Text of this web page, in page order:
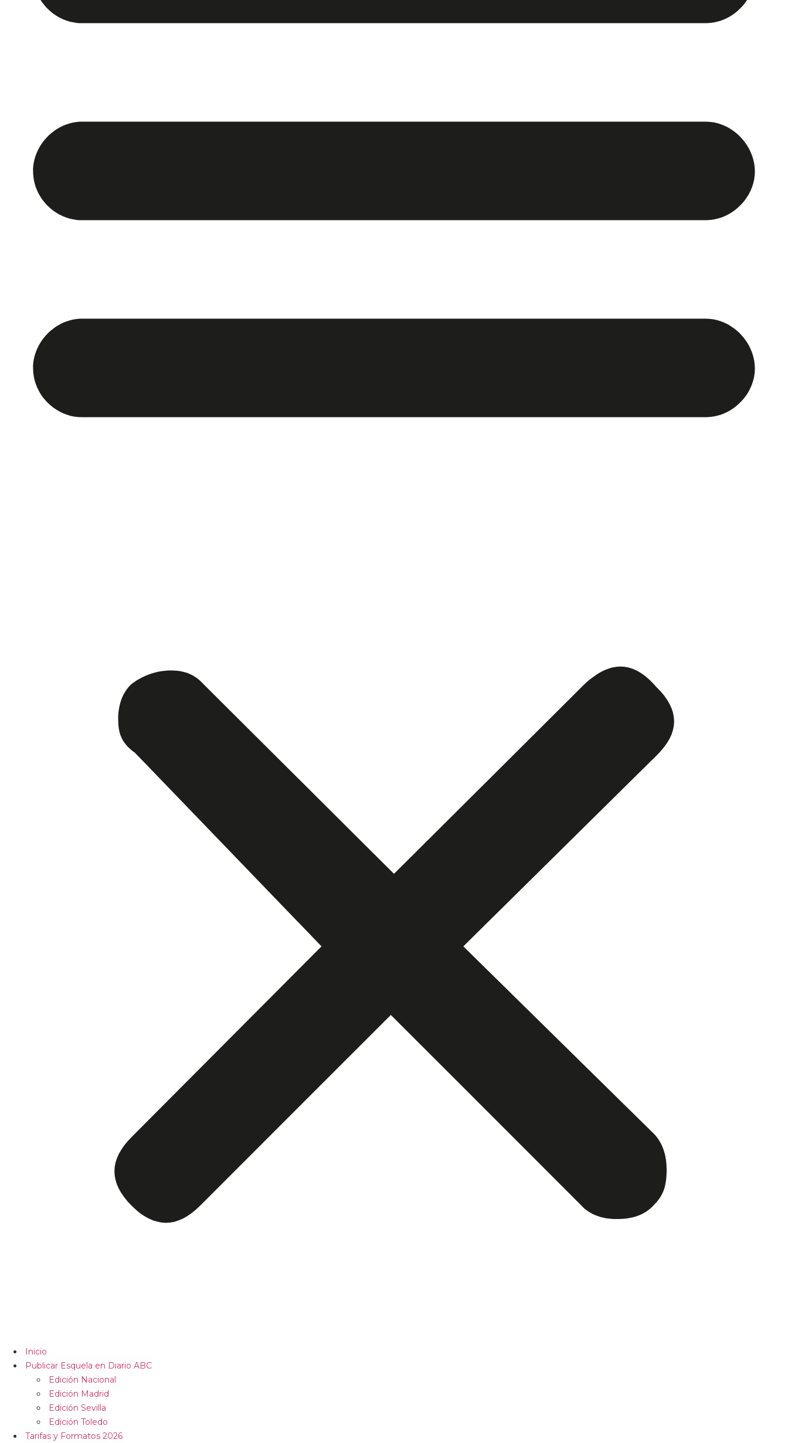
Inicio
Publicar Esquela en Diario ABC
Edición Nacional
Edición Madrid
Edición Sevilla
Edición Toledo
Tarifas y Formatos 2026